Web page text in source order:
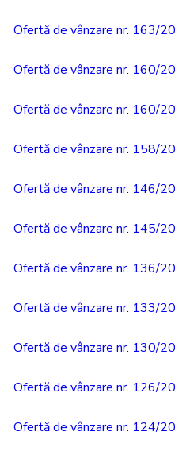
Ofertă de vânzare nr. 163/
Ofertă de vânzare nr. 160/
Ofertă de vânzare nr. 160/
Ofertă de vânzare nr. 158/
Ofertă de vânzare nr. 146/
Ofertă de vânzare nr. 145/
Ofertă de vânzare nr. 136/
Ofertă de vânzare nr. 133/
Ofertă de vânzare nr. 130/
Ofertă de vânzare nr. 126/
Ofertă de vânzare nr. 124/